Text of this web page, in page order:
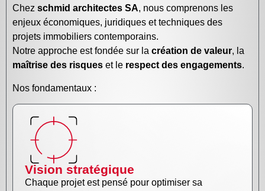
Chez schmid architectes SA, nous comprenons les
enjeux économiques, juridiques et techniques des
projets immobiliers contemporains.
Notre approche est fondée sur la création de valeur, la
maîtrise des risques et le respect des engagements.
Nos fondamentaux :
Vision stratégique
Chaque projet est pensé pour optimiser sa